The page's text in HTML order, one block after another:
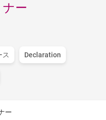
ー
ス Declaration
ー